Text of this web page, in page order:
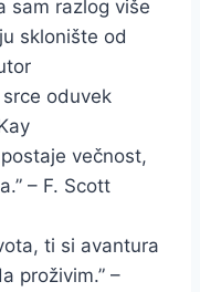
sam razlog više
sklonište od
oduvek
večnost,
– F. Scott
ti si avantura
proživim.” –